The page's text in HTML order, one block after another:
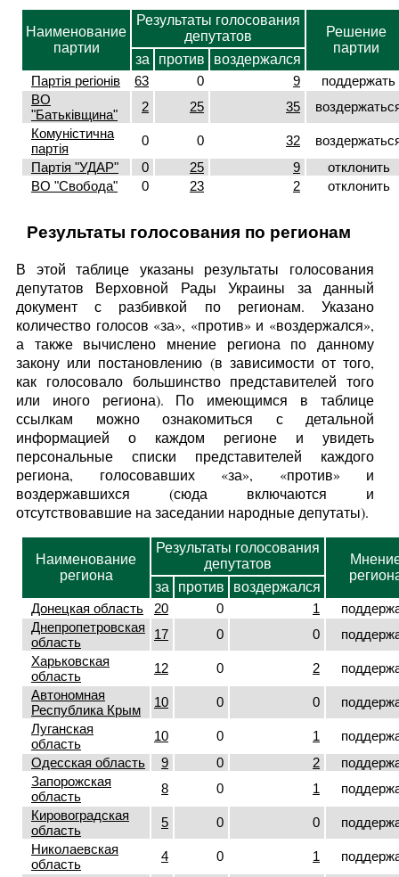
Наименование
партии
Результаты голосования
депутатов
Решение
партии
за против
воздержался
Партія регіонів
63 0 9
поддержать
ВО
"Батьківщина"
2 25 35
Комуністична
партія
0 0 32
Партія "УДАР"
0 25 9
отклонить
ВО "Свобода"
0 23 2 отклонить
Результаты голосования по регионам
В этой таблице указаны результаты голосования
депутатов Верховной Рады Украины за данный
документ с разбивкой по регионам. Указано
количество голосов «за», «против» и «воздержался»,
а также вычислено мнение региона по данному
закону или постановлению (в зависимости от того,
как голосовало большинство представителей того
или иного региона). По имеющимся в таблице
ссылкам можно ознакомиться с детальной
информацией о каждом регионе и увидеть
персональные списки представителей каждого
региона, голосовавших «за», «против» и
воздержавшихся (сюда включаются и
отсутствовавшие на заседании народные депутаты).
Наименование
региона
Результаты голосования
депутатов
за против
воздержался
Донецкая область
20 0 1
Днепропетровская
область
17 0 0
Харьковская
область
12 0 2
Автономная
Республика Крым
10 0 0
Луганская
область
10 0 1
Одесская область
9 0 2
Запорожская
область
8 0 1
Кировоградская
область
5 0 0
Николаевская
область
4 0 1